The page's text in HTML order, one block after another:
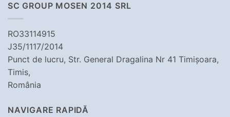
SC GROUP MOSEN 2014 SRL
RO33114915
J35/1117/2014
Punct de lucru, Str. General Dragalina Nr 41 Timișoara,
Timis,
România
NAVIGARE RAPIDĂ